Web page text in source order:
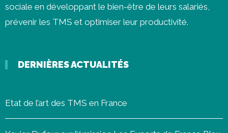
sociale en développant le bien-être de leurs salariés,
prévenir les TMS et optimiser leur productivité.
DERNIÈRES ACTUALITÉS
Etat de l’art des TMS en France